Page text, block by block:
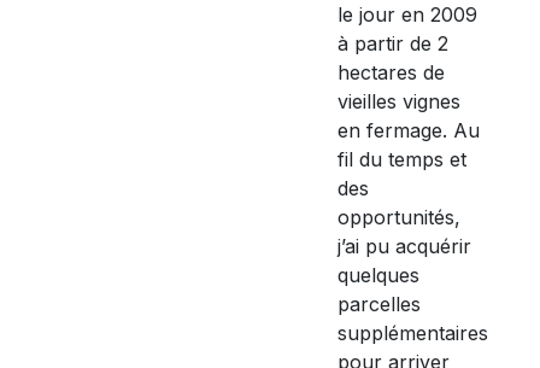
le jour en 2009
à partir de 2
hectares de
vieilles vignes
en fermage. Au
fil du temps et
des
opportunités,
j’ai pu acquérir
quelques
parcelles
supplémentaires
pour arriver